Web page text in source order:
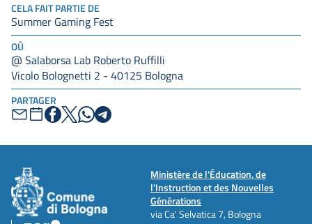
CELA FAIT PARTIE DE
Summer Gaming Fest
OÙ
@ Salaborsa Lab Roberto Ruffilli
Vicolo Bolognetti 2 - 40125 Bologna
PARTAGER
Ministère de l'Éducation, de
l'Instruction et des Nouvelles
Générations
via Ca' Selvatica 7, Bologna